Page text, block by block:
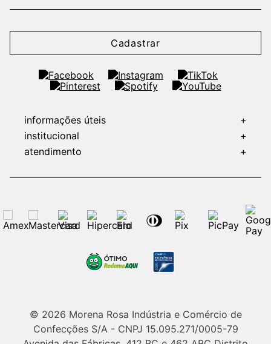
Cadastrar
informações úteis
+
institucional
+
atendimento
+
© 2026 Morena Rosa Indústria e Comércio de
Confecções S/A - CNPJ 15.095.271/0005-79